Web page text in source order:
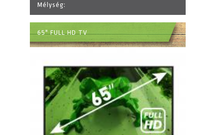
Mélység:
65" FULL HD TV